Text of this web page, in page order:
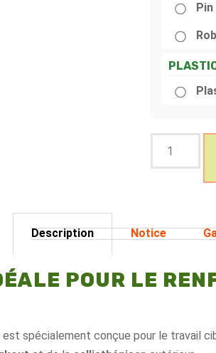
Description Notice
POUR LE
spécialement conçue pour le travail